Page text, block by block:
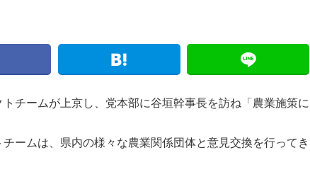
チームが上京し、党本部に谷垣幹事長を訪ね「農業施策に
ームは、県内の様々な農業関係団体と意見交換を行ってき